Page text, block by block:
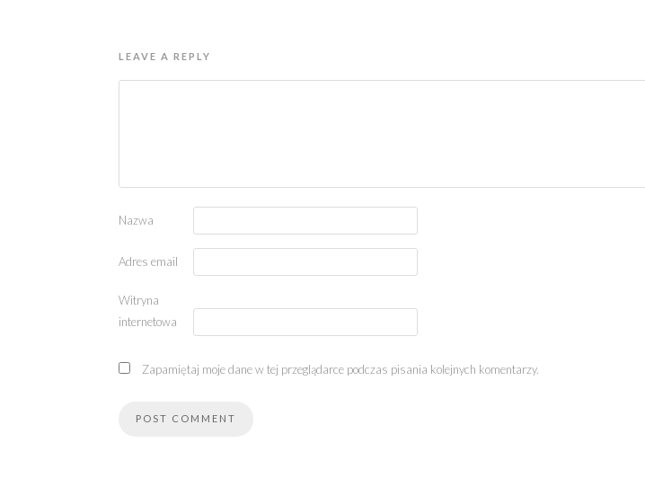
LEAVE A REPLY
Nazwa
Adres email
Witryna
internetowa
Zapamiętaj moje dane w tej przeglądarce podczas pisania kolejnych komentarzy.